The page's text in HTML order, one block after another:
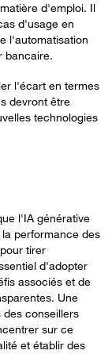
d'emploi. Il
d'usage en
l'automatisation
bancaire.
l'écart en termes
devront être
technologies
l'IA générative
performance des
tirer
d'adopter
associés et de
Une
des conseillers
sur ce
et établir des